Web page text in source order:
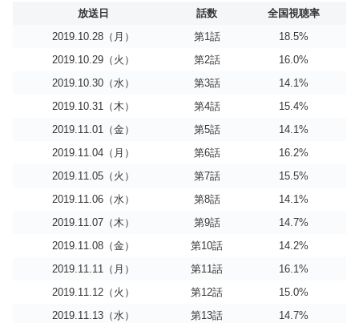
放送日 話数
全国視聴率
2019.10.28（月）
第1話
18.5%
2019.10.29（火）
第2話
16.0%
2019.10.30（水）
第3話
14.1%
2019.10.31（木）
第4話
15.4%
2019.11.01（金）
第5話
14.1%
2019.11.04（月）
第6話
16.2%
2019.11.05（火）
第7話
15.5%
2019.11.06（水）
第8話
14.1%
2019.11.07（木）
第9話
14.7%
2019.11.08（金）
第10話
14.2%
2019.11.11（月）
第11話
16.1%
2019.11.12（火）
第12話
15.0%
2019.11.13（水）
第13話
14.7%